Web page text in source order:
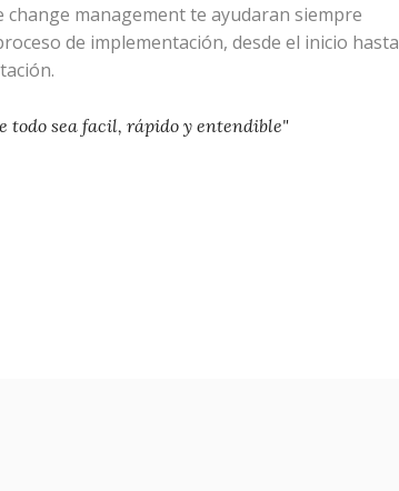
management te ayudaran siempre
de implementación, desde el inicio hasta
todo sea facil, rápido y entendible"